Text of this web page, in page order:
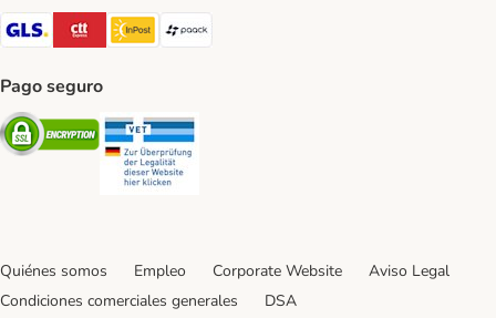
GLS Shipping Method
CTTExpress Shipping Method
InPost Shipping Method
paack Shipping Method
Pago seguro
Security
Quiénes somos Empleo Corporate Website
Aviso Legal
Condiciones comerciales generales
DSA